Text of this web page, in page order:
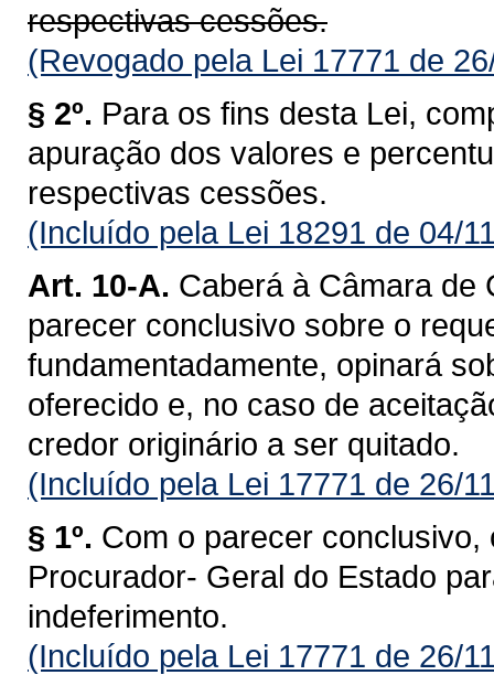
respectivas cessões.
(Revogado pela Lei 17771 de
§ 2º. Para os fins desta Lei,
apuração dos valores e
respectivas cessões.
(Incluído pela Lei 18291 de 04/
Art. 10-A. Caberá à Câmara de
parecer conclusivo sobre o
fundamentadamente, opinará
oferecido e, no caso de
credor originário a ser quitado.
(Incluído pela Lei 17771 de 26/
§ 1º. Com o parecer
Procurador- Geral do Estado
indeferimento.
(Incluído pela Lei 17771 de 26/